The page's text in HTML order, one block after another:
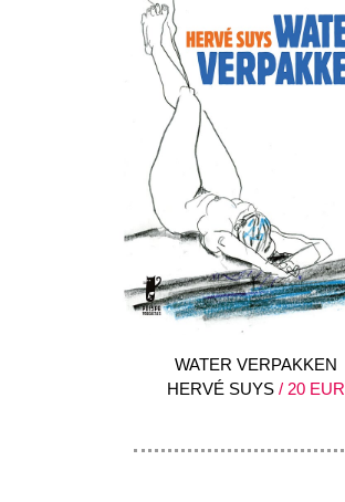
WATER VERPAKKEN
HERVÉ SUYS / 20 EUR